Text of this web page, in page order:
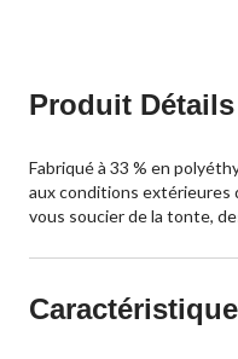
Produit Détails
Fabriqué à 33 % en
aux conditions extérieures
vous soucier de la tonte,